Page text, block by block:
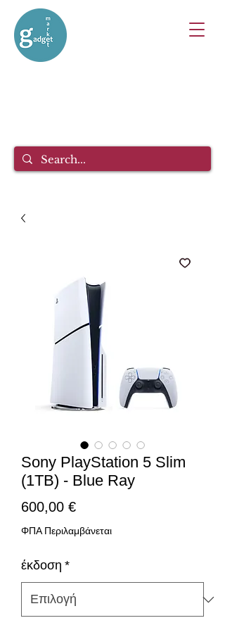
Sony PlayStation 5 Slim
(1TB) - Blue Ray
600,00 €Τιμή
ΦΠΑ Περιλαμβάνεται
έκδοση *